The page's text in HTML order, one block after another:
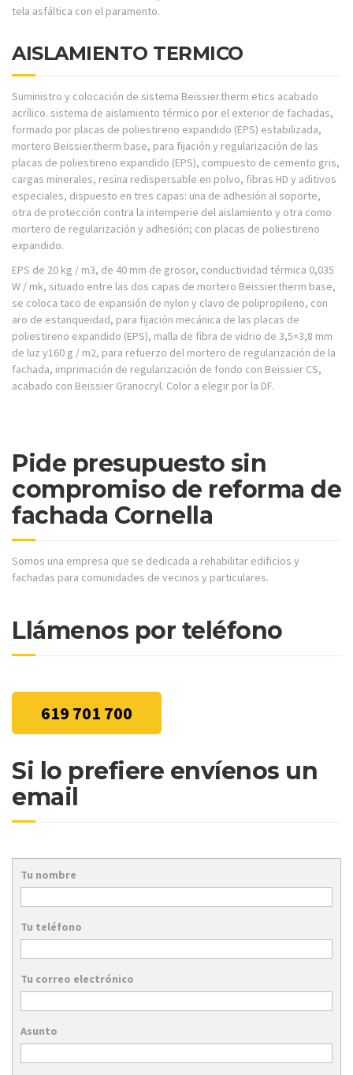
tela asfáltica con el paramento.
AISLAMIENTO TERMICO
Suministro y colocación de sistema Beissier.therm etics acabado
acrílico. sistema de aislamiento térmico por el exterior de fachadas,
formado por placas de poliestireno expandido (EPS) estabilizada,
mortero Beissier.therm base, para fijación y regularización de las
placas de poliestireno expandido (EPS), compuesto de cemento gris,
cargas minerales, resina redispersable en polvo, fibras HD y aditivos
especiales, dispuesto en tres capas: una de adhesión al soporte,
otra de protección contra la intemperie del aislamiento y otra como
mortero de regularización y adhesión; con placas de poliestireno
expandido.
EPS de 20 kg / m3, de 40 mm de grosor, conductividad térmica 0,035
W / mk, situado entre las dos capas de mortero Beissier.therm base,
se coloca taco de expansión de nylon y clavo de polipropileno, con
aro de estanqueidad, para fijación mecánica de las placas de
poliestireno expandido (EPS), malla de fibra de vidrio de 3,5×3,8 mm
de luz y160 g / m2, para refuerzo del mortero de regularización de la
fachada, imprimación de regularización de fondo con Beissier CS,
acabado con Beissier Granocryl. Color a elegir por la DF.
Pide presupuesto sin
compromiso de reforma de
fachada Cornella
Somos una empresa que se dedicada a rehabilitar edificios y
fachadas para comunidades de vecinos y particulares.
Llámenos por teléfono
619 701 700
Si lo prefiere envíenos un
email
Tu nombre
Tu teléfono
Tu correo electrónico
Asunto